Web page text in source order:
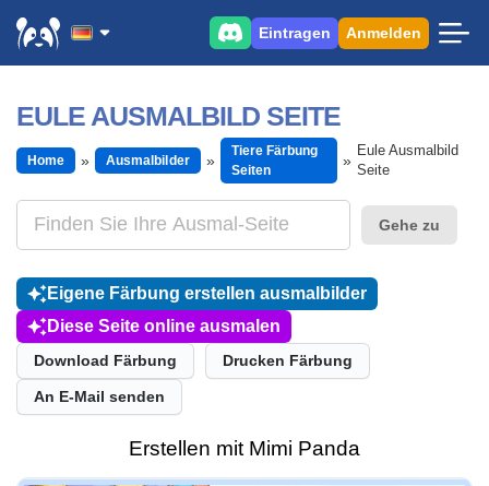
Eintragen Anmelden
EULE AUSMALBILD SEITE
Home Ausmalbilder
Tiere Färbung
Seiten
Eule Ausmalbild
Seite
Gehe zu
Eigene Färbung erstellen ausmalbilder
Diese Seite online ausmalen
Download Färbung Drucken Färbung
An E-Mail senden
Erstellen mit Mimi Panda